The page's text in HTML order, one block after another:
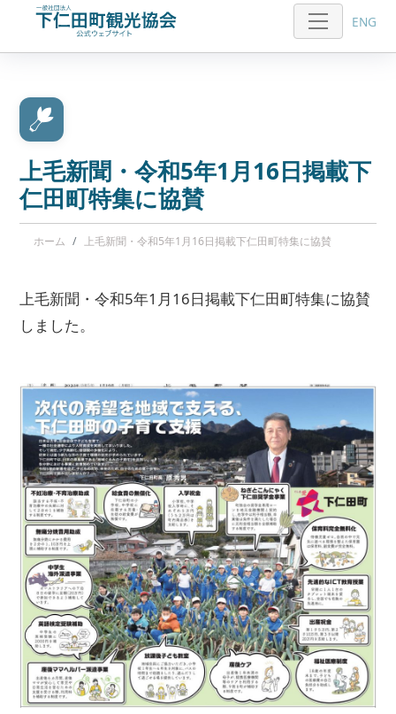
ENG
上毛新聞・令和5年1月16日掲載下
仁田町特集に協賛
ホーム 上毛新聞・令和5年1月16日掲載下仁田町特集に協賛
上毛新聞・令和5年1月16日掲載下仁田町特集に協賛
しました。